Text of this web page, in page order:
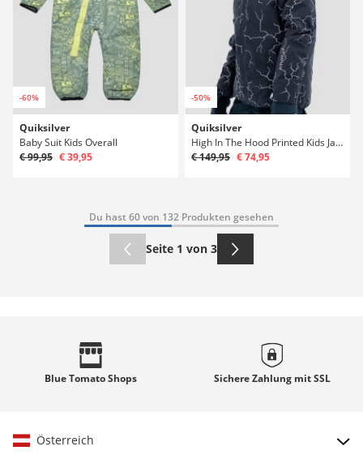
-60%
Quiksilver
Baby Suit Kids Overall
€ 99,95 € 39,95
-50%
Quiksilver
High In The Hood Printed Kids Jacke
€ 149,95 € 74,95
Du hast 60 von 132 Produkten gesehen
Seite 1 von 3
Blue TomatoShops Sichere Zahlung mitSSL
Österreich